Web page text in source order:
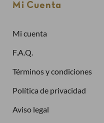
Mi Cuenta
Mi cuenta
F.A.Q.
Términos y condiciones
Política de privacidad
Aviso legal